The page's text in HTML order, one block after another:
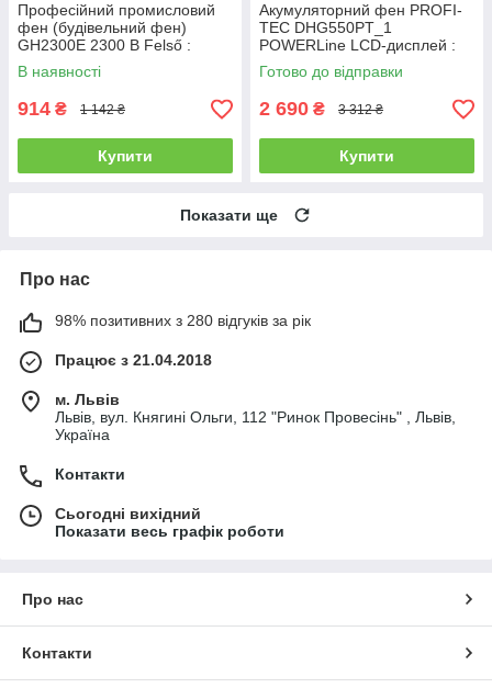
Професійний промисловий
фен (будівельний фен)
GH2300E 2300 В Felső :
2300Вт, 600 градусів,650 л/хв
В наявності
914 ₴ 1 142 ₴
Купити
Акумуляторний фен PROFI-
TEC DHG550PT_1
POWERLine LCD-дисплей :
без АКБ, 350 – 550 °С
(006118)
Готово до відправки
2 690 ₴ 3 312 ₴
Купити
Показати ще
Про нас
98% позитивних з 280 відгуків за рік
Працює з 21.04.2018
м. Львів
Львів, вул. Княгині Ольги, 112 "Ринок Провесінь" , Львів,
Україна
Контакти
Сьогодні вихідний
Показати весь графік роботи
Про нас
Контакти